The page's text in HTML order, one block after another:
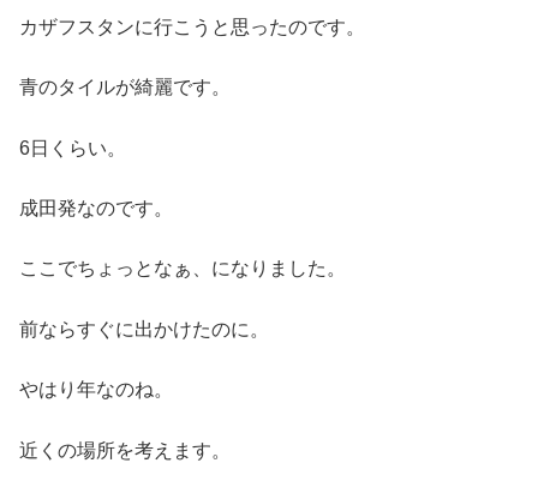
カザフスタンに行こうと思ったのです。
青のタイルが綺麗です。
6日くらい。
成田発なのです。
ここでちょっとなぁ、になりました。
前ならすぐに出かけたのに。
やはり年なのね。
近くの場所を考えます。